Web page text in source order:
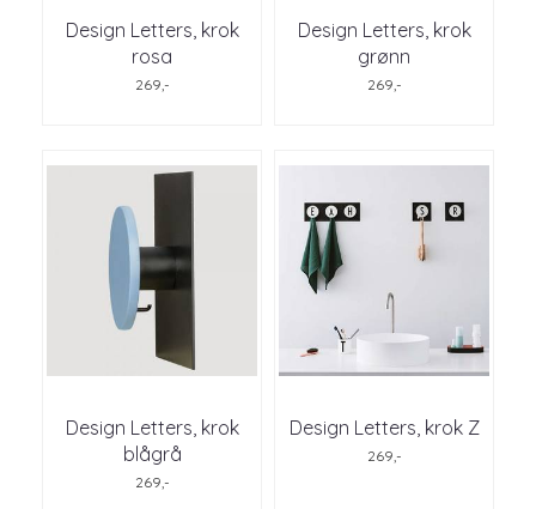
Design Letters, krok
rosa
269,-
Design Letters, krok
grønn
269,-
Design Letters, krok
blågrå
269,-
Design Letters, krok Z
269,-